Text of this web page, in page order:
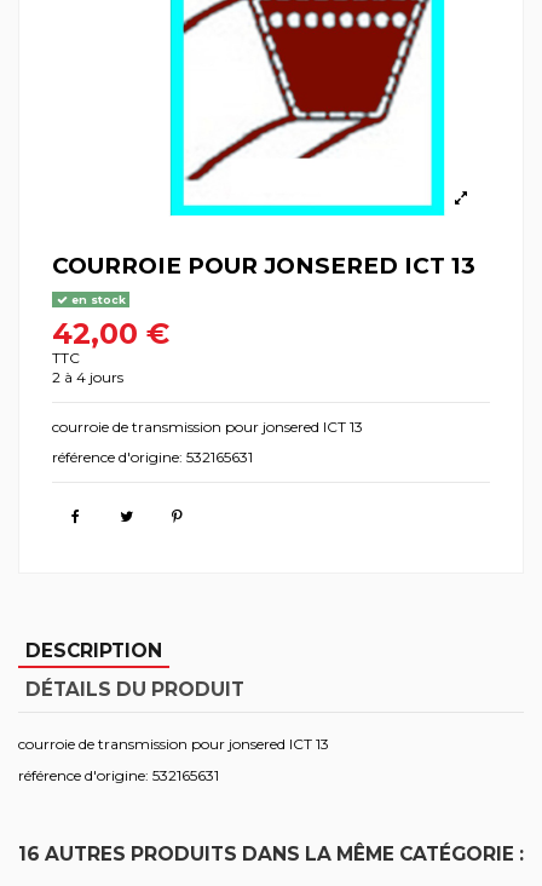
COURROIE POUR JONSERED ICT 13
en stock
42,00 €
TTC
2 à 4 jours
courroie de transmission pour jonsered ICT 13
référence d'origine: 532165631
DESCRIPTION
DÉTAILS DU PRODUIT
courroie de transmission pour jonsered ICT 13
référence d'origine: 532165631
16 AUTRES PRODUITS DANS LA MÊME CATÉGORIE :